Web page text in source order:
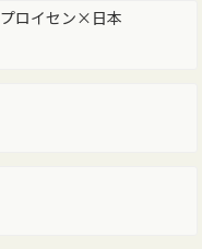
プロイセン×日本